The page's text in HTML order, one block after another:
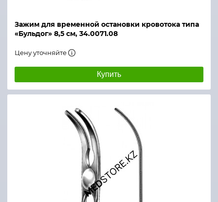
Зажим для временной остановки кровотока типа
«Бульдог» 8,5 см, 34.0071.08
Цену уточняйте
Купить